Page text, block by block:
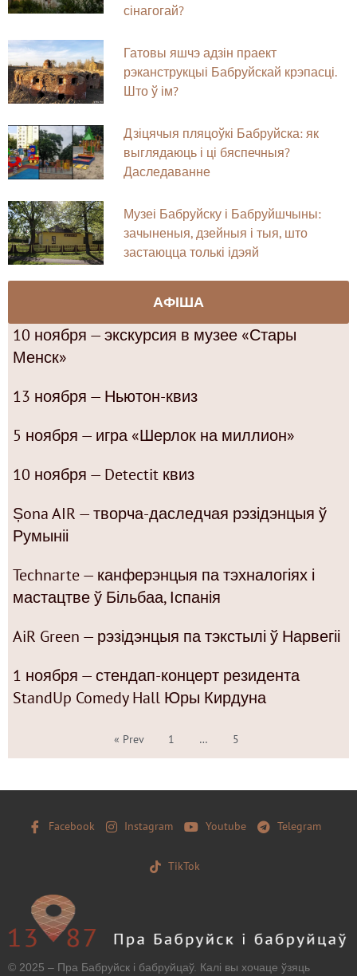
сінагогай?
Гатовы яшчэ адзін праект
рэканструкцыі Бабруйскай крэпасці.
Што ў ім?
Дзіцячыя пляцоўкі Бабруйска: як
выглядаюць і ці бяспечныя?
Даследаванне
Музеі Бабруйску і Бабруйшчыны:
зачыненыя, дзейныя і тыя, што
застаюцца толькі ідэяй
АФІША
10 ноября — экскурсия в музее «Стары
Менск»
13 ноября — Ньютон-квиз
5 ноября — игра «Шерлок на миллион»
10 ноября — Detectit квиз
Șona AIR — творча-даследчая рэзідэнцыя ў
Румыніі
Technarte — канферэнцыя па тэхналогіях і
мастацтве ў Більбаа, Іспанія
AiR Green — рэзідэнцыя па тэкстылі ў Нарвегіі
1 ноября — стендап-концерт резидента
StandUp Comedy Hall Юры Кирдуна
« Prev 1 … 5
Facebook Instagram Youtube Telegram
TikTok
© 2025 – Пра Бабруйск і бабруйцаў. Калі вы хочаце ўзяць